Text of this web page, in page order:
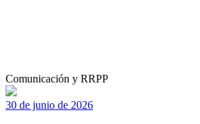
Comunicación y RRPP
30 de junio de 2026